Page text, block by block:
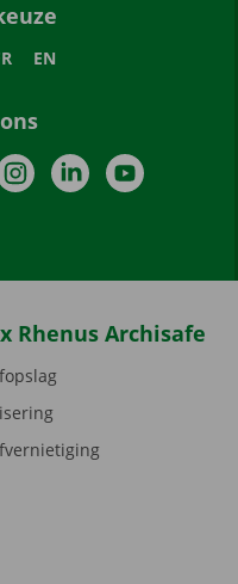
EN
InstagramLinkedInYouTube
Rhenus Archisafe